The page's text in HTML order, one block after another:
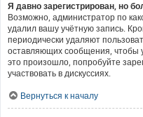
Я давно зарегистрирован, но
Возможно, администратор по
удалил вашу учётную запись.
периодически удаляют
оставляющих сообщения, чтобы
это произошло, попробуйте
участвовать в дискуссиях.
Вернуться к началу